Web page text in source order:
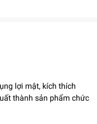
lợi mật, kích thích
thành sản phẩm chức